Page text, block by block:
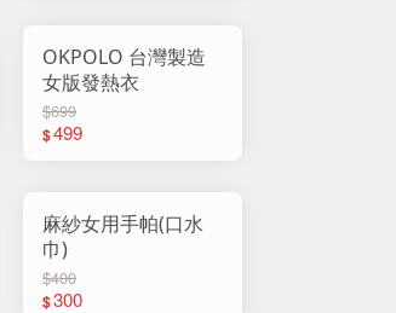
OKPOLO 台灣製造
女版發熱衣
$699
$499
麻紗女用手帕(口水
巾)
$400
$300